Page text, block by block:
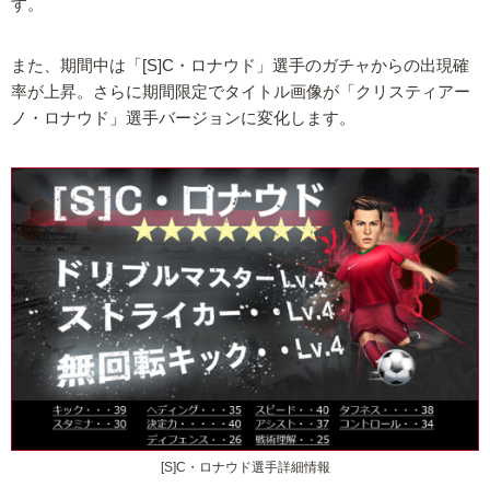
す。
また、期間中は「[S]C・ロナウド」選手のガチャからの出現確
率が上昇。さらに期間限定でタイトル画像が「クリスティアー
ノ・ロナウド」選手バージョンに変化します。
[S]C・ロナウド選手詳細情報